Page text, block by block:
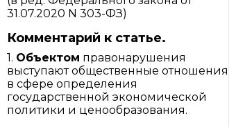
31.07.2020 N 303-ФЗ)
Комментарий к статье.
1. Объектом правонарушения
выступают общественные отношения
в сфере определения
государственной экономической
политики и ценообразования.